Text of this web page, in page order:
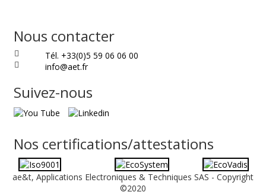
Nous contacter
Tél. +33(0)5 59 06 06 00
info@aet.fr
Suivez-nous
Nos certifications/attestations
ae&t, Applications Electroniques & Techniques SAS - Copyright
©2020